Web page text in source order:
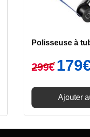
Polisseuse à
299€
Le
prix
était :
179
Ajouter